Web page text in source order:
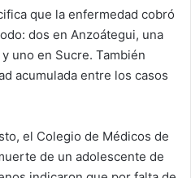
que la enfermedad cobró
dos en Anzoátegui, una
uno en Sucre. También
acumulada entre los casos
el Colegio de Médicos de
de un adolescente de